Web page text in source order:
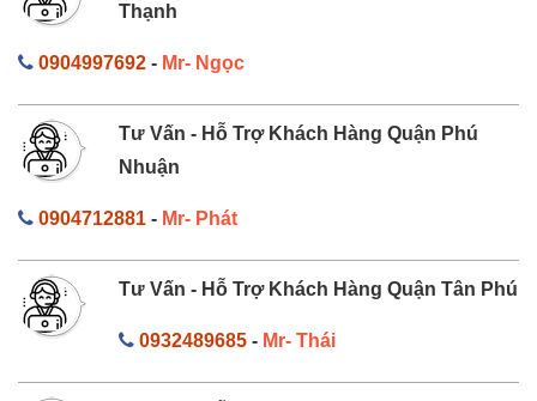
Thạnh
0904997692 - Mr- Ngọc
Tư Vấn - Hỗ Trợ Khách Hàng Quận Phú
Nhuận
0904712881 - Mr- Phát
Tư Vấn - Hỗ Trợ Khách Hàng Quận Tân Phú
0932489685- Mr- Thái